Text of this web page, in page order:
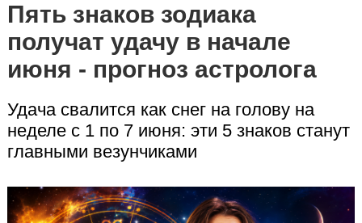
Пять знаков зодиака
получат удачу в начале
июня - прогноз астролога
Удача свалится как снег на голову на
неделе с 1 по 7 июня: эти 5 знаков станут
главными везунчиками